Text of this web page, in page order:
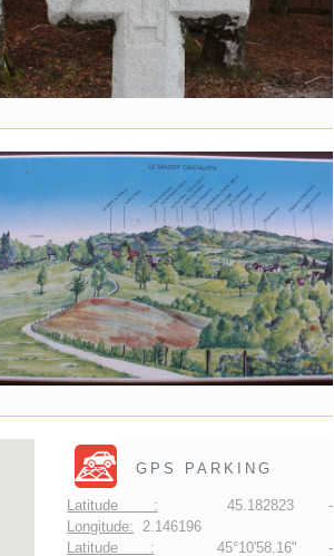
GPS PARKING
Latitude : 45.182823 -
Longitude: 2.146196
Latitude : 45°10'58.16" -